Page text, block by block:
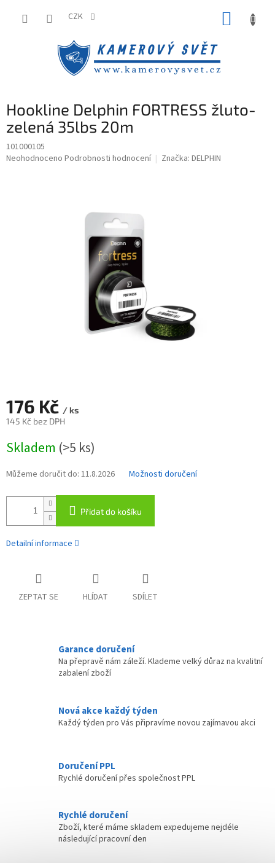
CZK
Hookline Delphin FORTRESS žluto-
zelená 35lbs 20m
101000105
Průměrné
Neohodnoceno Podrobnosti hodnocení Značka: DELPHIN
176 Kč / ks
145 Kč bez DPH
cena:
Skladem (>5 ks)
Můžeme doručit do: 11.8.2026 Možnosti doručení
Přidat do košíku
Detailní informace
ZEPTAT SE HLÍDAT SDÍLET
Garance doručení
Na přepravě nám záleží. Klademe velký důraz na kvalitní
zabalení zboží
Nová akce každý týden
Každý týden pro Vás připravíme novou zajímavou akci
Doručení PPL
Rychlé doručení přes společnost PPL
Rychlé doručení
Zboží, které máme skladem expedujeme nejdéle
následující pracovní den